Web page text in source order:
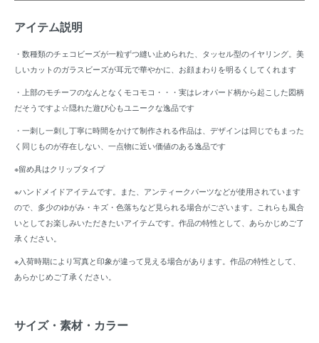
アイテム説明
・数種類のチェコビーズが一粒ずつ縫い止められた、タッセル型のイヤリング。美
しいカットのガラスビーズが耳元で華やかに、お顔まわりを明るくしてくれます
・上部のモチーフのなんとなくモコモコ・・・実はレオパード柄から起こした図柄
だそうですよ☆隠れた遊び心もユニークな逸品です
・一刺し一刺し丁寧に時間をかけて制作される作品は、デザインは同じでもまった
く同じものが存在しない、一点物に近い価値のある逸品です
※留め具はクリップタイプ
※ハンドメイドアイテムです。また、アンティークパーツなどが使用されています
ので、多少のゆがみ・キズ・色落ちなど見られる場合がございます。これらも風合
いとしてお楽しみいただきたいアイテムです。作品の特性として、あらかじめご了
承ください。
※入荷時期により写真と印象が違って見える場合があります。作品の特性として、
あらかじめご了承ください。
サイズ・素材・カラー